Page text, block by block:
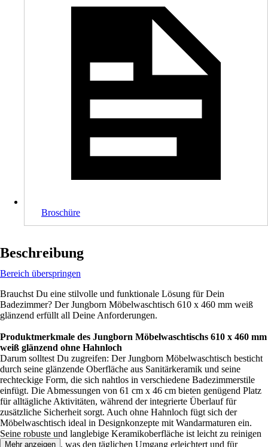
Broschüre
Beschreibung
Bereich überspringen
Brauchst Du eine stilvolle und funktionale Lösung für Dein
Badezimmer? Der Jungborn Möbelwaschtisch 610 x 460 mm weiß
glänzend erfüllt all Deine Anforderungen.
Produktmerkmale des Jungborn Möbelwaschtischs 610 x 460 mm
weiß glänzend ohne Hahnloch
Darum solltest Du zugreifen: Der Jungborn Möbelwaschtisch besticht
durch seine glänzende Oberfläche aus Sanitärkeramik und seine
rechteckige Form, die sich nahtlos in verschiedene Badezimmerstile
einfügt. Die Abmessungen von 61 cm x 46 cm bieten genügend Platz
für alltägliche Aktivitäten, während der integrierte Überlauf für
zusätzliche Sicherheit sorgt. Auch ohne Hahnloch fügt sich der
Möbelwaschtisch ideal in Designkonzepte mit Wandarmaturen ein.
Seine robuste und langlebige Keramikoberfläche ist leicht zu reinigen
und pflegeleicht, was den täglichen Umgang erleichtert und für
Mehr anzeigen